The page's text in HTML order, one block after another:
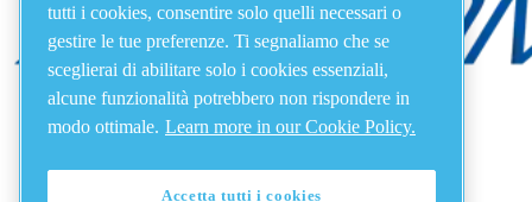
tutti i cookies, consentire solo quelli necessari o
gestire le tue preferenze. Ti segnaliamo che se
sceglierai di abilitare solo i cookies essenziali,
alcune funzionalità potrebbero non rispondere in
modo ottimale. Learn more in our Cookie Policy.
Accetta tutti i cookies